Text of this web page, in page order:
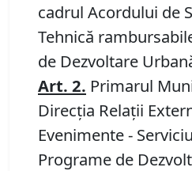
cadrul Acordului de
Tehnică
de Dezvoltare
Art. 2. Primarul
Direcţia Relaţii
Evenimente -
Programe de